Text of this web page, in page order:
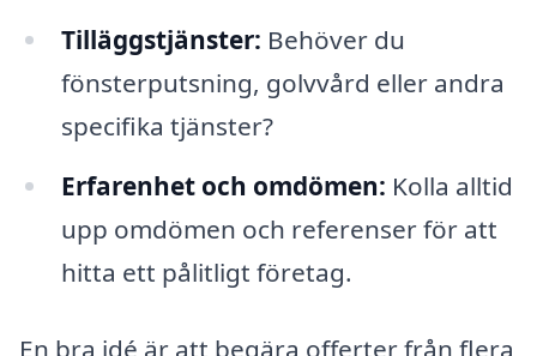
Tilläggstjänster: Behöver du
fönsterputsning, golvvård eller andra
specifika tjänster?
Erfarenhet och omdömen: Kolla alltid
upp omdömen och referenser för att
hitta ett pålitligt företag.
En bra idé är att begära offerter från flera